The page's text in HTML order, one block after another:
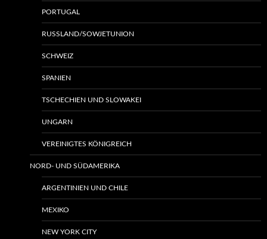
PORTUGAL
RUSSLAND/SOWJETUNION
SCHWEIZ
SPANIEN
TSCHECHIEN UND SLOWAKEI
UNGARN
VEREINIGTES KÖNIGREICH
NORD- UND SÜDAMERIKA
ARGENTINIEN UND CHILE
MEXIKO
NEW YORK CITY